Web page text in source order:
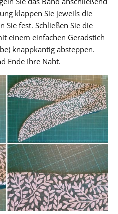
klappen Sie jeweils die
Sie fest. Schließen Sie die
einem einfachen Geradstich
knappkantig absteppen.
Ende Ihre Naht.